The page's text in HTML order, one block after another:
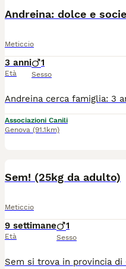
Andreina: dolce e
Meticcio
3 anni
Età
1
Sesso
Associazioni Canili
Genova (91.1km)
Sem! (25kg da adulto)
Meticcio
9 settimane
Età
1
Sesso